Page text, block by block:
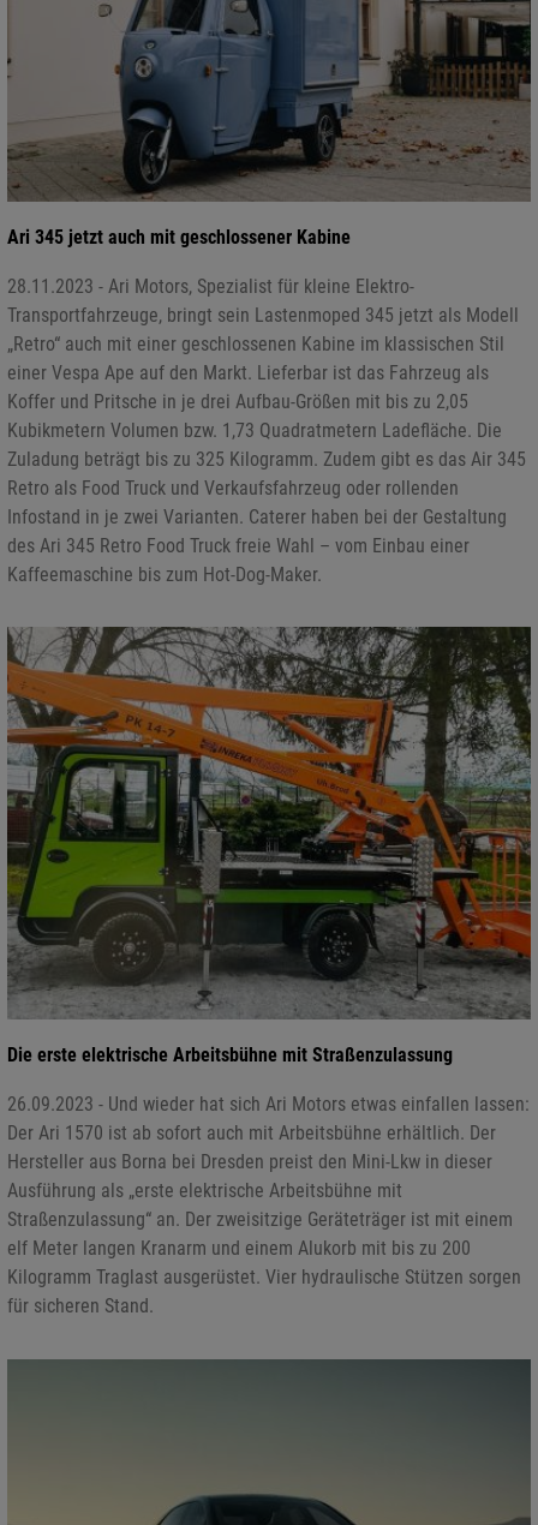
Ari 345 jetzt auch mit geschlossener Kabine
28.11.2023 - Ari Motors, Spezialist für kleine Elektro-
Transportfahrzeuge, bringt sein Lastenmoped 345 jetzt als Modell
„Retro“ auch mit einer geschlossenen Kabine im klassischen Stil
einer Vespa Ape auf den Markt. Lieferbar ist das Fahrzeug als
Koffer und Pritsche in je drei Aufbau-Größen mit bis zu 2,05
Kubikmetern Volumen bzw. 1,73 Quadratmetern Ladefläche. Die
Zuladung beträgt bis zu 325 Kilogramm. Zudem gibt es das Air 345
Retro als Food Truck und Verkaufsfahrzeug oder rollenden
Infostand in je zwei Varianten. Caterer haben bei der Gestaltung
des Ari 345 Retro Food Truck freie Wahl – vom Einbau einer
Kaffeemaschine bis zum Hot-Dog-Maker.
Die erste elektrische Arbeitsbühne mit Straßenzulassung
26.09.2023 - Und wieder hat sich Ari Motors etwas einfallen lassen:
Der Ari 1570 ist ab sofort auch mit Arbeitsbühne erhältlich. Der
Hersteller aus Borna bei Dresden preist den Mini-Lkw in dieser
Ausführung als „erste elektrische Arbeitsbühne mit
Straßenzulassung“ an. Der zweisitzige Geräteträger ist mit einem
elf Meter langen Kranarm und einem Alukorb mit bis zu 200
Kilogramm Traglast ausgerüstet. Vier hydraulische Stützen sorgen
für sicheren Stand.